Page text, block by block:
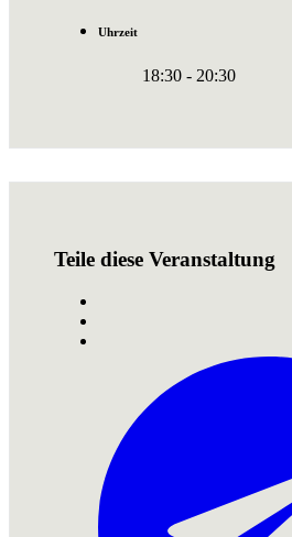
Uhrzeit
18:30 - 20:30
Teile diese Veranstaltung